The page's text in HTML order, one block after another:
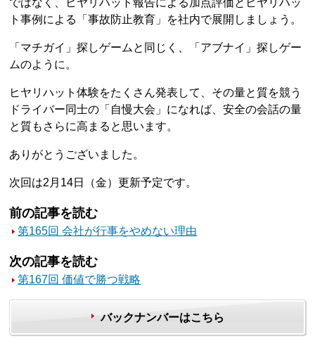
ト事例による「事故防止教育」を社内で展開しましょう。
「マチガイ」探しゲームと同じく、「アブナイ」探しゲー
ムのように。
ヒヤリハット体験をたくさん発表して、その量と質を競う
ドライバー同士の「自慢大会」になれば、安全の会話の量
と質もさらに高まると思います。
ありがとうございました。
次回は2月14日（金）更新予定です。
前の記事を読む
第165回 会社が行事をやめない理由
次の記事を読む
第167回 価値で勝つ戦略
バックナンバーはこちら